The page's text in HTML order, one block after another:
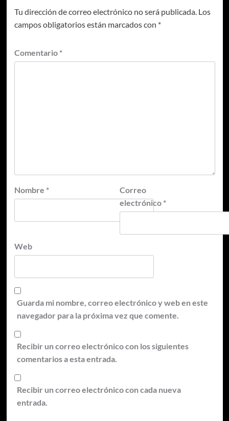
Tu dirección de correo electrónico no será publicada. Los
campos obligatorios están marcados con *
Comentario *
Nombre *
Correo
electrónico *
Web
Guarda mi nombre, correo electrónico y web en este
navegador para la próxima vez que comente.
Recibir un correo electrónico con los siguientes
comentarios a esta entrada.
Recibir un correo electrónico con cada nueva
entrada.